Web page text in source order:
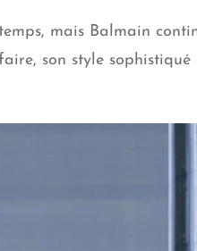
mais Balmain
son style sophistiqué